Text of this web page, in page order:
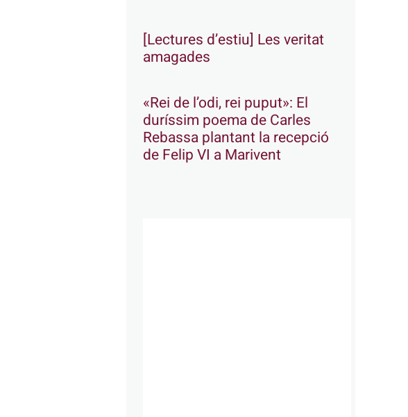
[Lectures d’estiu] Les veritat
amagades
«Rei de l’odi, rei puput»: El
duríssim poema de Carles
Rebassa plantant la recepció
de Felip VI a Marivent